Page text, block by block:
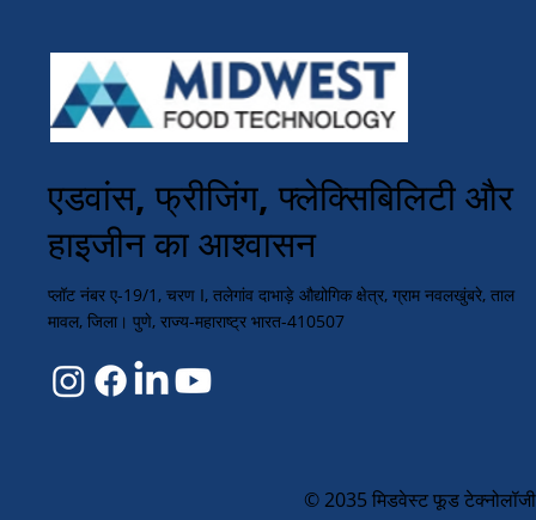
एडवांस, फ्रीजिंग, फ्लेक्सिबिलिटी और
हाइजीन का आश्वासन
प्लॉट नंबर ए-19/1, चरण I, तलेगांव दाभाड़े औद्योगिक क्षेत्र, ग्राम नवलखुंबरे, ताल
मावल, जिला। पुणे, राज्य-महाराष्ट्र भारत-410507
© 2035 मिडवेस्ट फूड टेक्नोलॉजी